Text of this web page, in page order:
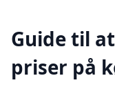
Guide til
priser på